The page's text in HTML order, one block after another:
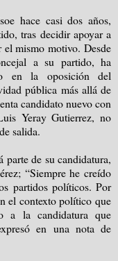
hace casi dos años,
tras decidir apoyar a
mismo motivo. Desde
a su partido, ha
en la oposición del
pública más allá de
candidato nuevo con
Yeray Gutierrez, no
salida.
de su candidatura,
“Siempre he creído
partidos políticos. Por
el contexto político que
a la candidatura que
en una nota de